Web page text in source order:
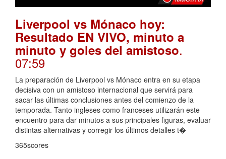
Liverpool vs Mónaco hoy:
Resultado EN VIVO, minuto a
minuto y goles del amistoso.
07:59
La preparación de Liverpool vs Mónaco entra en su etapa
decisiva con un amistoso internacional que servirá para
sacar las últimas conclusiones antes del comienzo de la
temporada. Tanto ingleses como franceses utilizarán este
encuentro para dar minutos a sus principales figuras, evaluar
distintas alternativas y corregir los últimos detalles t�
365scores